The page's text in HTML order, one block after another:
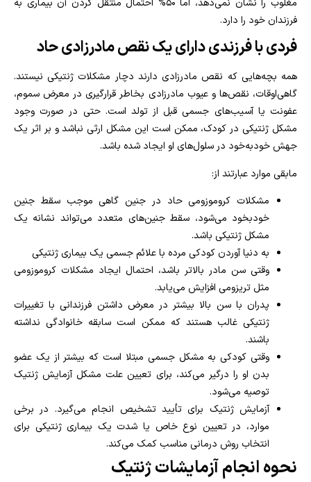
مغلوب را نشان نمی‌دهد، اما ۵۰% احتمال منتقل کردن آن بیماری به
فرزندان خود را دارد.
فردی با فرزندی دارای یک نقص مادرزادی حاد
همه بچه‌هایی که نقص مادرزادی دارند دچار مشکلات ژنتیکی نیستند.
گاهی‌اوقات، نقص‌ها و عیوب مادرزادی بخاطر قرارگیری در معرض سموم،
عفونت یا آسیب‌های جسمی قبل از تولد است. حتی در صورت وجود
مشکل ژنتیکی در کودک، ممکن است این مشکل ارثی نباشد و بر اثر یک
جهش خودبه‌خود در سلول‌های او ایجاد شده باشد.
مابقی موارد عبارتند از:
مشکلات کروموزومی حاد در جنین گاهی موجب سقط‌ جنین
خودبخود می‌شود، سقط‌ جنین‌های متعدد می‌تواند نشانه یک
مشکل ژنتیکی باشد.
به دنیا آوردن کودکی مرده با علائم جسمی یک بیماری ژنتیکی
وقتی سن مادر بالاتر باشد، احتمال ایجاد مشکلات کروموزومی
مثل تریزومی افزایش می‌یابد.
پدران با سن بالا بیشتر در معرض داشتن فرزندانی با تغییرات
ژنتیکی غالب هستند که ممکن است سابقه خانوادگی نداشته
باشند.
وقتی کودکی به مشکل جسمی مبتلا است که بیشتر از یک عضو
بدن او را درگیر می‌کند، برای تعیین علت مشکل آزمایش ژنتیک
توصیه می‌شود.
آزمایش ژنتیک برای تأیید تشخیص انجام می‌گیرد. در برخی
موارد، در تعیین نوع خاص یا شدت یک بیماری ژنتیکی برای
انتخاب روش درمانی مناسب کمک می‌کند.
نحوه انجام آزمایشات ژنتیک